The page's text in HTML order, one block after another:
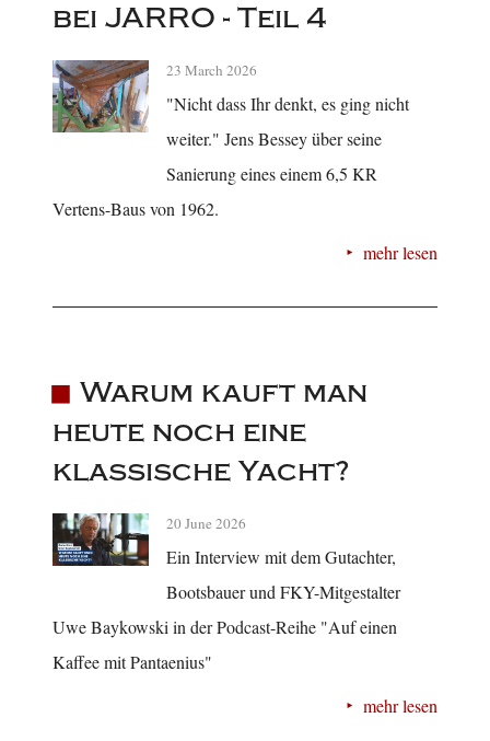
bei JARRO - Teil 4
23 March 2026
"Nicht dass Ihr denkt, es ging nicht
weiter." Jens Bessey über seine
Sanierung eines einem 6,5 KR
Vertens-Baus von 1962.
mehr lesen
Warum kauft man
heute noch eine
klassische Yacht?
20 June 2026
Ein Interview mit dem Gutachter,
Bootsbauer und FKY-Mitgestalter
Uwe Baykowski in der Podcast-Reihe "Auf einen
Kaffee mit Pantaenius"
mehr lesen